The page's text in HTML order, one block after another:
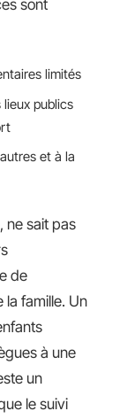
sont
limités
publics
et à la
ne sait pas
de
la famille. Un
à une
un
le suivi